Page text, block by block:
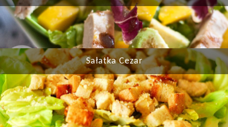
Sałatka Cezar